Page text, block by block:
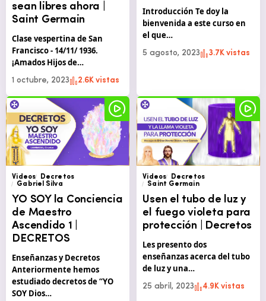
sean libres ahora |
Saint Germain
Clase vespertina de San
Francisco - 14/11/ 1936.
¡Amados Hijos de…
1 octubre, 2023 2.6K vistas
Introducción Te doy la
bienvenida a este curso en
el que…
5 agosto, 2023 3.7K vistas
Videos
Decretos
Gabriel Silva
YO SOY la Conciencia
de Maestro
Ascendido 1 |
DECRETOS
Enseñanzas y Decretos
Anteriormente hemos
estudiado decretos de “YO
SOY Dios…
Videos
Decretos
Saint Germain
Usen el tubo de luz y
el fuego violeta para
protección | Decretos
Les presento dos
enseñanzas acerca del tubo
de luz y una…
25 abril, 2023 4.9K vistas